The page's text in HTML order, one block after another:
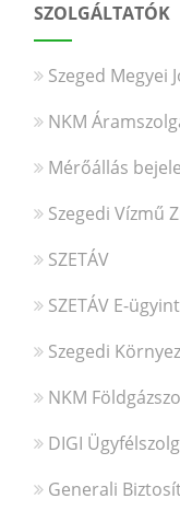
SZOLGÁLTATÓK
Szeged Megyei
NKM
Mérőállás
Szegedi Vízmű
SZETÁV
SZETÁV E-
Szegedi
NKM
DIGI
Generali